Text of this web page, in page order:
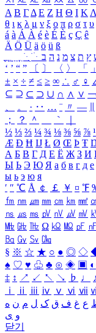
Α Β ΓΔ Ε Ζ Η Θ Ι Κ
θ ι κ λ μ ν ξ ο π ρ σ τ υ
á à Á À é è É È ç Ç ê
Ä Ö Ü ä ö ü ß
ִֶֹ ֻּ ׁׂ ץ ת צ מ נ ה ב
‘ ’ “ ” 〔 〕 〈 〉 「 」
± × ÷ ≠ ≤ ≥ ∞ ∴ ♂ ♀
⊆ ⊇ ⊂ ⊃ ∪ ∩ ∧ ∨ ￢
、
。 · ‥ … ¨ 〃 ―
；
？ ＾ ｀
½ ⅓ ⅔ ¼ ¾ ⅛ ⅜ ⅝ ⅞ ¹
Æ Ð Ħ Ĳ Ł Ø Œ Þ Ŧ Ŋ
А Б В Г Д Е Ё Ж З И
Ы Ь Э Ю Я а б в г д е
ы ь э ю я
′ ″ ℃ Å ￠ ￡ ￥ ¤ ℉
㎙ ㎚ ㎛ ㎜ ㎝ ㎞ ㎟
㎱ ㎲ ㎳ ㎴ ㎵ ㎶ ㎷
㎒ ㎓ ㎔ Ω ㏀ ㏁ ㎊ ㎋
㏃ ㏉ ㏜ ㏆
§ ※ ☆ ★ ○ ● ◎ ◇
♠ ♡ ♥ ♧ ♣ ⊙ ◈ ▣ ◐
‡ ↕ ↗ ↙ ↖ ↘ ♭ ♩
ⅰ
ⅱ ⅲ ⅳ ⅴ ⅵ ⅶ
ع غ ف ق ک ل م ن ه
و ی
닫기